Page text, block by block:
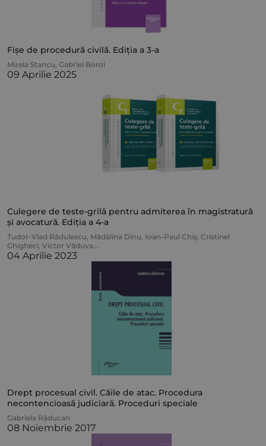
Fișe de procedură civilă. Ediția a 3-a
Mirela Stancu, Gabriel Boroi
09 Aprilie 2025
Culegere de teste-grilă pentru admiterea în magistratură
și avocatură. Ediția a 4-a
Tudor-Vlad Rădulescu, Mădălina Dinu, Ioan-Paul Chiș, Cristinel
Ghigheci, Victor Văduva...
04 Aprilie 2023
Drept procesual civil. Căile de atac. Procedura
necontencioasă judiciară. Proceduri speciale
Gabriela Răducan
08 Noiembrie 2017